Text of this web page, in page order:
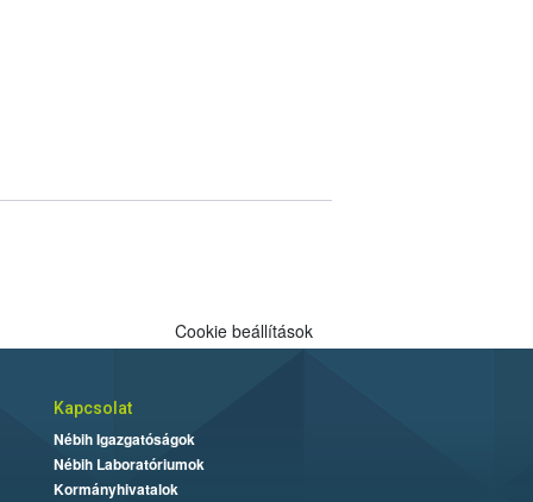
Cookie beállítások
Kapcsolat
Nébih Igazgatóságok
Nébih Laboratóriumok
Kormányhivatalok